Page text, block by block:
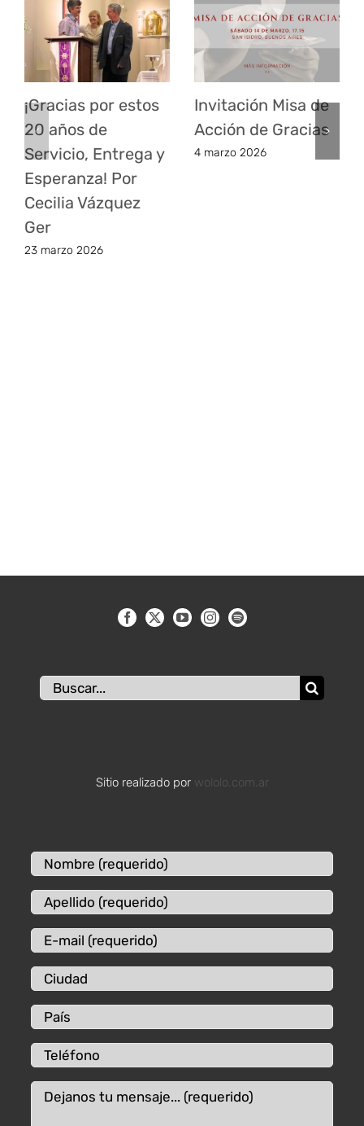
¡Gracias por estos
20 años de
Servicio, Entrega y
Esperanza! Por
Cecilia Vázquez
Ger
23 marzo 2026
Invitación Misa de
Acción de Gracias
4 marzo 2026
Buscar:
Sitio realizado por wololo.com.ar